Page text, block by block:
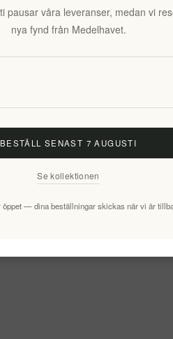
pausar våra leveranser, medan vi
nya fynd från Medelhavet.
BESTÄLL SENAST 7 AUGUSTI
Se kollektionen
öppet — dina beställningar skickas när vi är